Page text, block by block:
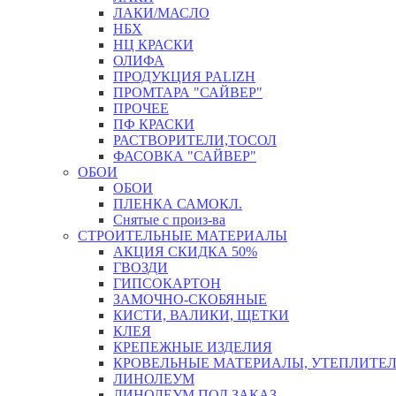
ЛАКИ/МАСЛО
НБХ
НЦ КРАСКИ
ОЛИФА
ПРОДУКЦИЯ PALIZH
ПРОМТАРА "САЙВЕР"
ПРОЧЕЕ
ПФ КРАСКИ
РАСТВОРИТЕЛИ,ТОСОЛ
ФАСОВКА "САЙВЕР"
ОБОИ
ОБОИ
ПЛЕНКА САМОКЛ.
Снятые с произ-ва
СТРОИТЕЛЬНЫЕ МАТЕРИАЛЫ
АКЦИЯ СКИДКА 50%
ГВОЗДИ
ГИПСОКАРТОН
ЗАМОЧНО-СКОБЯНЫЕ
КИСТИ, ВАЛИКИ, ЩЕТКИ
КЛЕЯ
КРЕПЕЖНЫЕ ИЗДЕЛИЯ
КРОВЕЛЬНЫЕ МАТЕРИАЛЫ,
ЛИНОЛЕУМ